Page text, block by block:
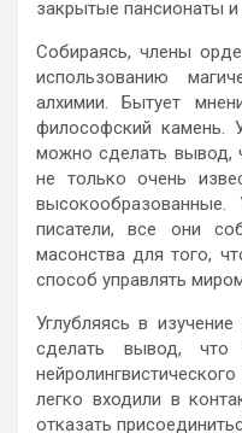
закрытые пансионаты
Собираясь, члены
использованию
алхимии. Бытует
философский камень.
можно сделать вывод,
не только очень
писатели, все они
масонства для того,
способ управлять
Углубляясь в
сделать вывод, что
легко входили в
отказать